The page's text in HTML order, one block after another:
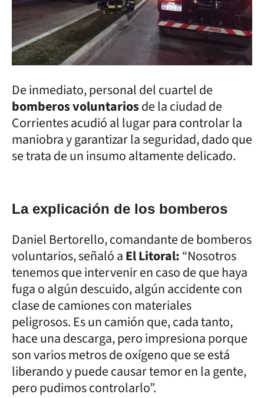
De inmediato, personal del cuartel de
bomberos voluntariosde la ciudad de
Corrientes acudió al lugar para controlar la
maniobra y garantizar la seguridad, dado que
se trata de un insumo altamente delicado.
La explicación de los bomberos
Daniel Bertorello, comandante de bomberos
voluntarios, señaló aEl Litoral:“Nosotros
tenemos que intervenir en caso de que haya
fuga o algún descuido, algún accidente con
clase de camiones con materiales
peligrosos. Es un camión que, cada tanto,
hace una descarga, pero impresiona porque
son varios metros de oxígeno que se está
liberando y puede causar temor en la gente,
pero pudimos controlarlo”.